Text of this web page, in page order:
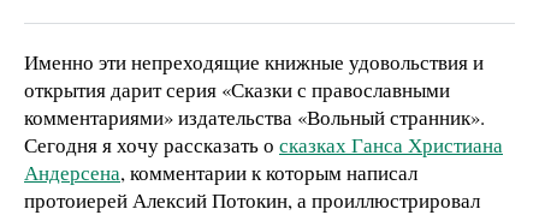
Именно эти непреходящие книжные удовольствия и
открытия дарит серия «Сказки с православными
комментариями» издательства «Вольный странник».
Сегодня я хочу рассказать о сказках Ганса Христиана
Андерсена, комментарии к которым написал
протоиерей Алексий Потокин, а проиллюстрировал